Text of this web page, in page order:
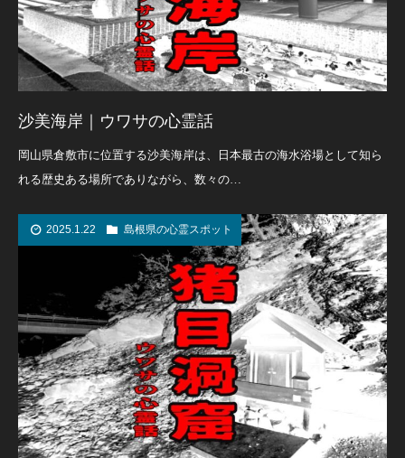
沙美海岸｜ウワサの心霊話
岡山県倉敷市に位置する沙美海岸は、日本最古の海水浴場として知ら
れる歴史ある場所でありながら、数々の…
2025.1.22 島根県の心霊スポット